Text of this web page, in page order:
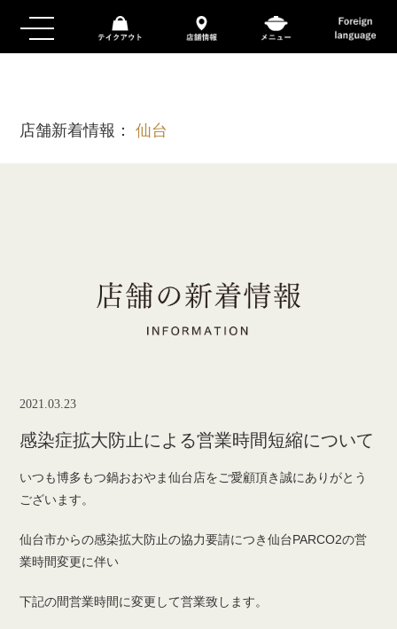
店舗新着情報：仙台
2021.03.23
感染症拡大防止による営業時間短縮について
いつも博多もつ鍋おおやま仙台店をご愛顧頂き誠にありがとう
ございます。
仙台市からの感染拡大防止の協力要請につき仙台PARCO2の営
業時間変更に伴い
下記の間営業時間に変更して営業致します。